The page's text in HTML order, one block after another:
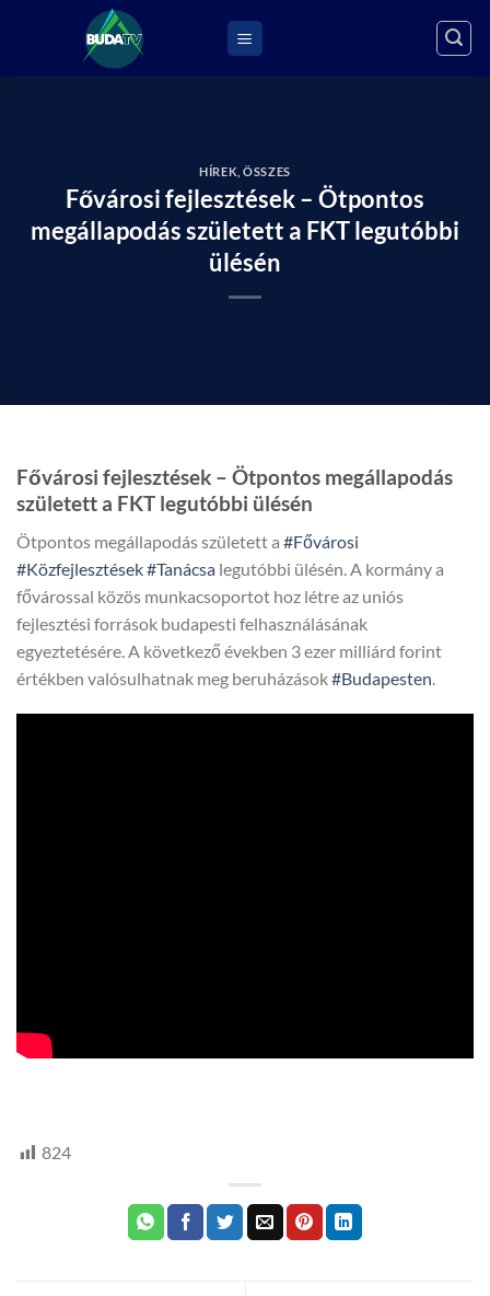
HÍREK ,ÖSSZES
Fővárosi fejlesztések – Ötpontos
megállapodás született a FKT legutóbbi
ülésén
Fővárosi fejlesztések – Ötpontos megállapodás
született a FKT legutóbbi ülésén
Ötpontos megállapodás született a #Fővárosi
#Közfejlesztések#Tanácsa legutóbbi ülésén. A kormány a
fővárossal közös munkacsoportot hoz létre az uniós
fejlesztési források budapesti felhasználásának
egyeztetésére. A következő években 3 ezer milliárd forint
értékben valósulhatnak meg beruházások#Budapesten
824